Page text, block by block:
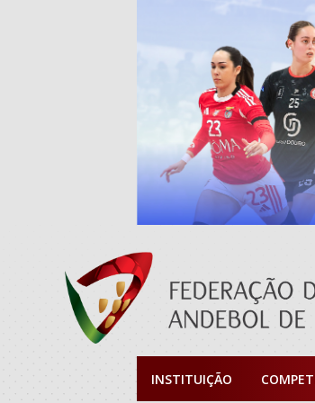
INSTITUIÇÃO